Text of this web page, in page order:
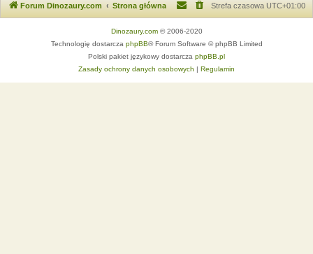
Forum Dinozaury.com Strona główna Strefa czasowa UTC+01:00
Dinozaury.com© 2006-2020
Technologię dostarcza phpBB® Forum Software © phpBB Limited
Polski pakiet językowy dostarcza phpBB.pl
Zasady ochrony danych osobowych | Regulamin